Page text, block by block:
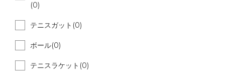
(0)
テニスガット(0)
ボール(0)
テニスラケット(0)